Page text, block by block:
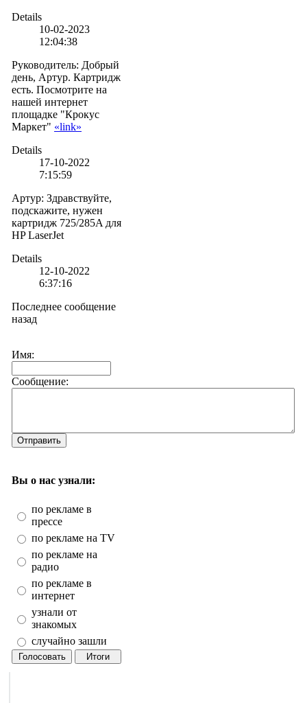
Details
10-02-2023
12:04:38
Руководитель: Добрый
день, Артур. Картридж
есть. Посмотрите на
нашей интернет
площадке "Крокус
Маркет" «link»
Details
17-10-2022
7:15:59
Артур: Здравствуйте,
подскажите, нужен
картридж 725/285A для
HP LaserJet
Details
12-10-2022
6:37:16
Последнее сообщение
назад
Имя:
Сообщение:
Отправить
Вы о нас узнали:
по рекламе в
прессе
по рекламе на TV
по рекламе на
радио
по рекламе в
интернет
узнали от
знакомых
случайно зашли